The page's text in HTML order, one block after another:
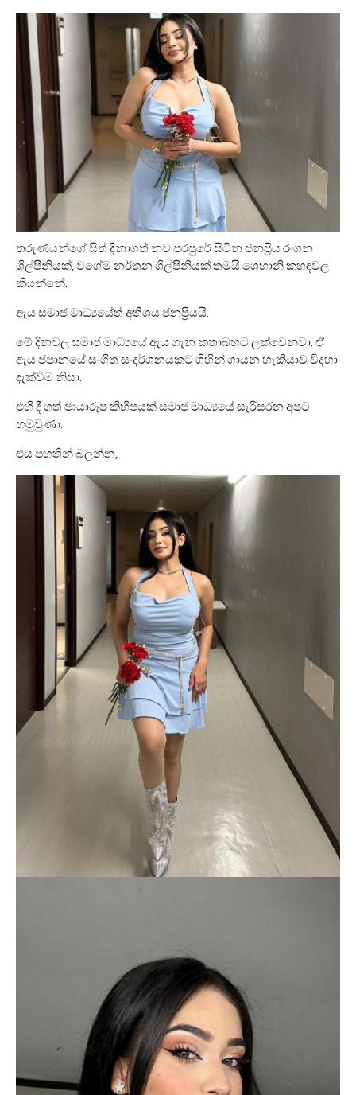
තරුණයන්ගේ සිත් දිනාගත් නව පරපුරේ සිටින ජනප්‍රිය රංගන
ශිල්පිනියක්, වගේම නර්තන ශිල්පිනියක් තමයි ශෙහානි කහඳවල
කියන්නේ.
ඇය සමාජ මාධ්‍යයේත් අතිශය ජනප්‍රියයි.
මේ දිනවල සමාජ මාධ්‍යයේ ඇය ගැන කතාබහට ලක්වෙනවා. ඒ
ඇය ජපානයේ සංගීත සංදර්ශනයකට ගිහින් ගායන හැකියාව විදහා
දැක්වීම නිසා.
එහි දී ගත් ඡායාරූප කිහිපයක් සමාජ මාධ්‍යයේ සැරිසරන අපට
හමුවුණා.
එය පහතින් බලන්න,